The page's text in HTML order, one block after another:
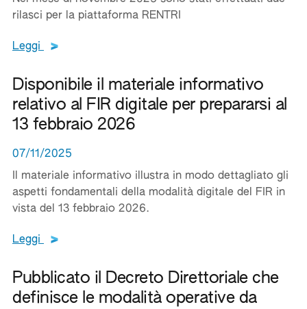
rilasci per la piattaforma RENTRI
Leggi Leggi tutto il testo del documento
Disponibile il materiale informativo
relativo al FIR digitale per prepararsi al
13 febbraio 2026
07/11/2025
Il materiale informativo illustra in modo dettagliato gli
aspetti fondamentali della modalità digitale del FIR in
vista del 13 febbraio 2026.
Leggi Leggi tutto il testo del documento
Pubblicato il Decreto Direttoriale che
definisce le modalità operative da